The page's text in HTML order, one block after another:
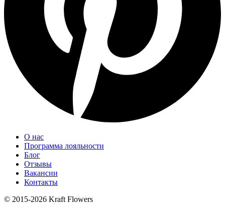
О нас
Программа лояльности
Блог
Отзывы
Вакансии
Контакты
© 2015-2026 Kraft Flowers